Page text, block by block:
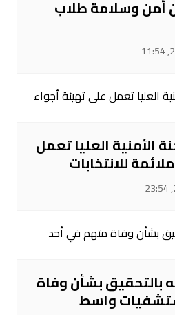
أمن وسلامة طلاب
الأمنية العليا تعمل
للانتخابات
بالتحقيق بشأن وفاة
واسط